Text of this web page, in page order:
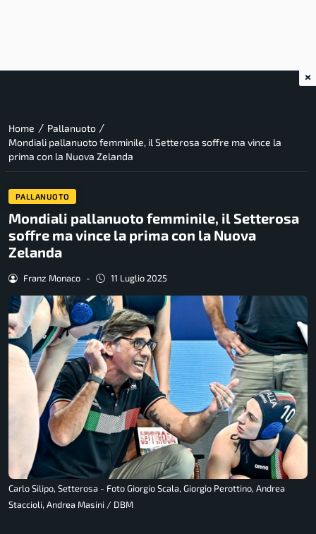
Home / Pallanuoto /
Mondiali pallanuoto femminile, il Setterosa soffre ma vince la
prima con la Nuova Zelanda
PALLANUOTO
Mondiali pallanuoto femminile, il Setterosa
soffre ma vince la prima con la Nuova
Zelanda
Franz Monaco - 11 Luglio 2025
Carlo Silipo, Setterosa - Foto Giorgio Scala, Giorgio Perottino, Andrea
Staccioli, Andrea Masini / DBM
×